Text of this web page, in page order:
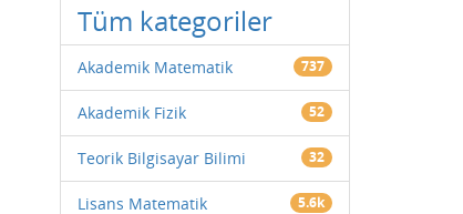
Tüm kategoriler
Akademik Matematik 737
Akademik Fizik 52
Teorik Bilgisayar Bilimi 32
Lisans Matematik 5.6k